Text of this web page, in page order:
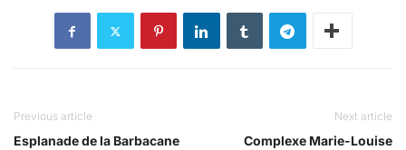
Previous article
Esplanade de la Barbacane
Next article
Complexe Marie-Louise